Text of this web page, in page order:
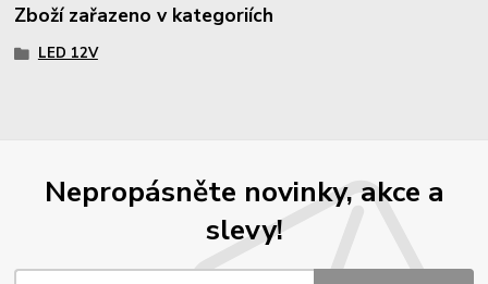
Zboží zařazeno v kategoriích
LED 12V
Nepropásněte novinky, akce a
slevy!